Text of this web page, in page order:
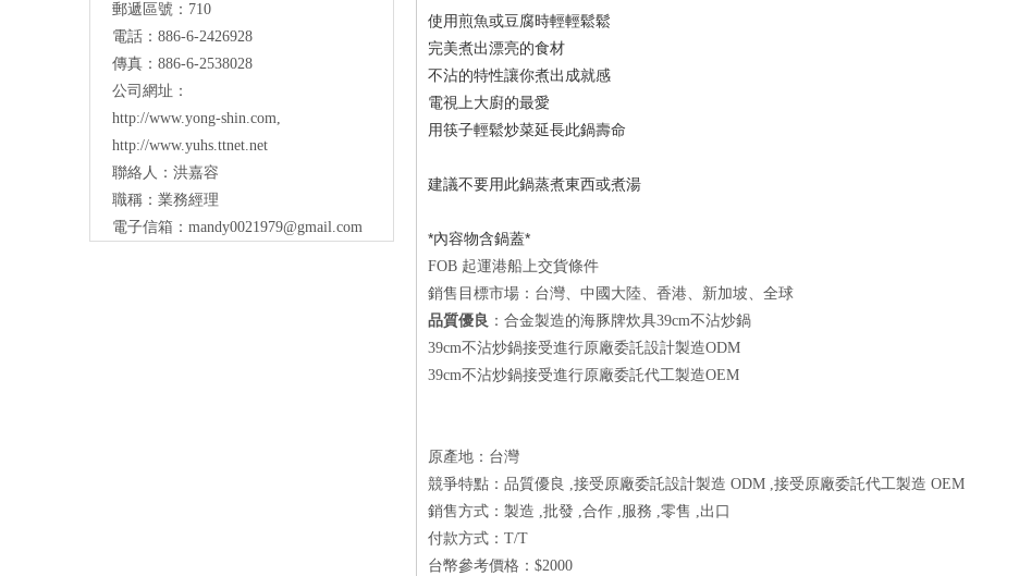
郵遞區號：710
電話：886-6-2426928
傳真：886-6-2538028
公司網址：
http://www.yong-shin.com,
http://www.yuhs.ttnet.net
聯絡人：洪嘉容
職稱：業務經理
電子信箱： mandy0021979@gmail.com
使用煎魚或豆腐時輕輕鬆鬆
完美煮出漂亮的食材
不沾的特性讓你煮出成就感
電視上大廚的最愛
用筷子輕鬆炒菜延長此鍋壽命
建議不要用此鍋蒸煮東西或煮湯
*內容物含鍋蓋*
FOB 起運港船上交貨條件
銷售目標市場：台灣、中國大陸、香港、新加坡、全球
品質優良 ：合金製造的海豚牌炊具39cm不沾炒鍋
39cm不沾炒鍋接受進行原廠委託設計製造ODM
39cm不沾炒鍋接受進行原廠委託代工製造OEM
原產地：台灣
競爭特點：品質優良 ,接受原廠委託設計製造 ODM ,接受原廠委託代工製造 OEM
銷售方式：製造 ,批發 ,合作 ,服務 ,零售 ,出口
付款方式：T/T
台幣參考價格：$2000